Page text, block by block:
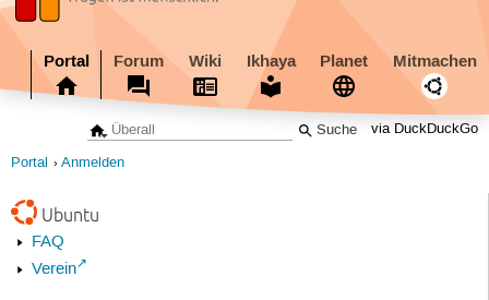
Portal Forum Wiki Ikhaya Planet Mitmachen
via DuckDuckGo
Portal Anmelden
Ubuntu
FAQ
Verein